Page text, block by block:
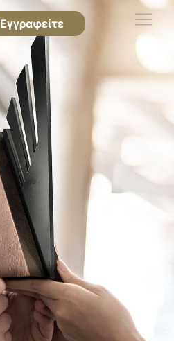
Εγγραφείτε